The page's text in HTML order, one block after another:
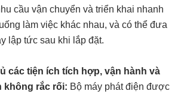
cầu vận chuyển và triển khai nhanh
làm việc khác nhau, và có thể đưa
lập tức sau khi lắp đặt.
các tiện ích tích hợp, vận hành và
không rắc rối: Bộ máy phát điện được